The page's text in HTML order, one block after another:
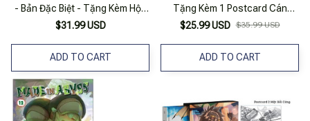
- Bản Đặc Biệt - Tặng Kèm Hộp
+ Postcard
$31.99 USD
ADD TO CART
Tặng Kèm 1 Postcard Cán
Ngọc Trai
$25.99 USD $35.99 USD
ADD TO CART